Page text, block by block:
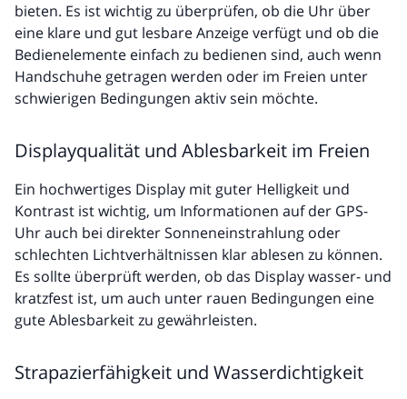
bieten. Es ist wichtig zu überprüfen, ob die Uhr über
eine klare und gut lesbare Anzeige verfügt und ob die
Bedienelemente einfach zu bedienen sind, auch wenn
Handschuhe getragen werden oder im Freien unter
schwierigen Bedingungen aktiv sein möchte.
Displayqualität und Ablesbarkeit im Freien
Ein hochwertiges Display mit guter Helligkeit und
Kontrast ist wichtig, um Informationen auf der GPS-
Uhr auch bei direkter Sonneneinstrahlung oder
schlechten Lichtverhältnissen klar ablesen zu können.
Es sollte überprüft werden, ob das Display wasser- und
kratzfest ist, um auch unter rauen Bedingungen eine
gute Ablesbarkeit zu gewährleisten.
Strapazierfähigkeit und Wasserdichtigkeit